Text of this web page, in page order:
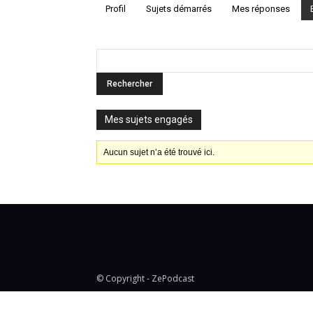
Profil Sujets démarrés Mes réponses
Mes sujets engagés
Aucun sujet n’a été trouvé ici.
© Copyright - ZePodcast